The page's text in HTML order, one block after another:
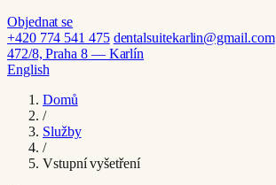
Objednat se
+420 774 541 475 dentalsuitekarlin@gmail.com
472/8, Praha 8 — Karlín
English
Domů
/
Služby
/
Vstupní vyšetření